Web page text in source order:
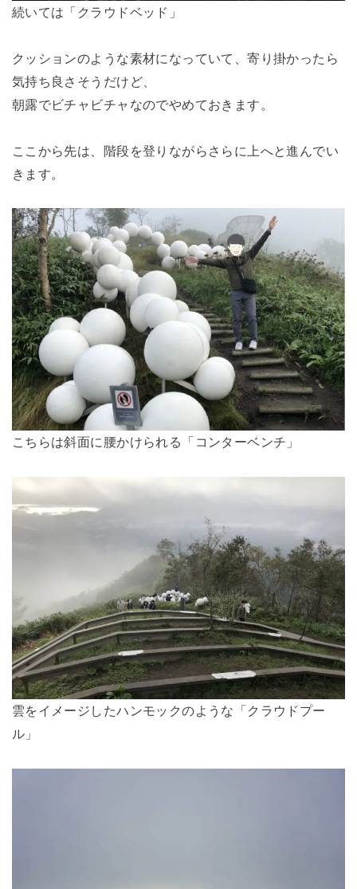
続いては「クラウドベッド」
クッションのような素材になっていて、寄り掛かったら
気持ち良さそうだけど、
朝露でビチャビチャなのでやめておきます。
ここから先は、階段を登りながらさらに上へと進んでい
きます。
こちらは斜面に腰かけられる「コンターベンチ」
雲をイメージしたハンモックのような「クラウドプー
ル」